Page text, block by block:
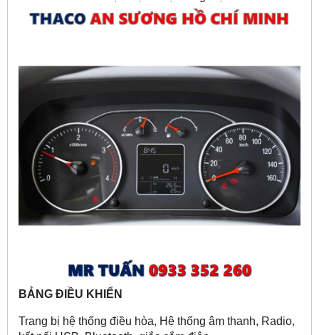
BẢNG ĐIỀU KHIỂN
Trang bị hệ thống điều hòa, Hệ thống âm thanh, Radio,